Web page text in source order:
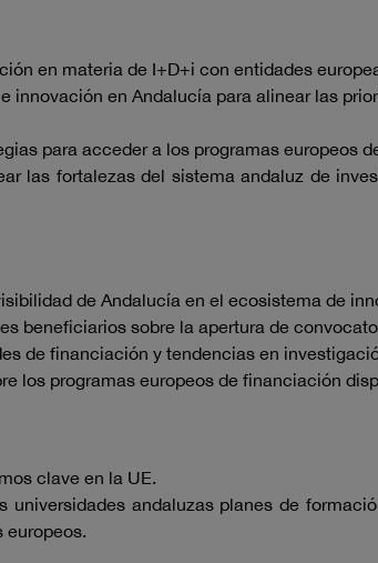
en materia de I+D+i con entidades
innovación en Andalucía para alinear las
para acceder a los programas europeos
las fortalezas del sistema andaluz de
de Andalucía en el ecosistema de
beneficiarios sobre la apertura de
de financiación y tendencias en
los programas europeos de financiación
clave en la UE.
andaluzas planes de
europeos.